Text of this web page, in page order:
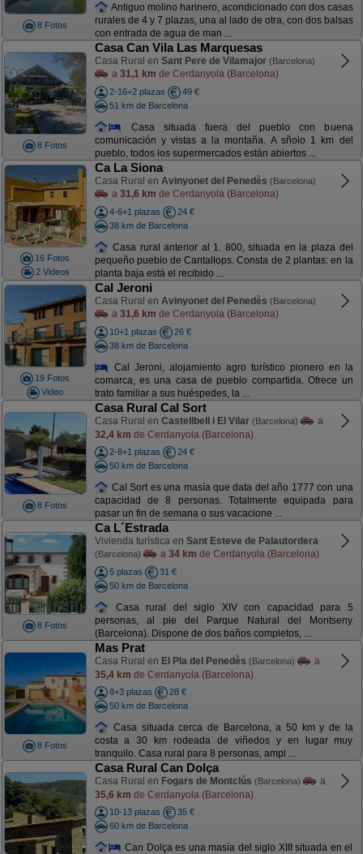
8 Fotos
Antiguo molino harinero, acondicionado con dos casas
rurales de 4 y 7 plazas, una al lado de otra, con dos balsas
con entrada de agua de man ...
8 Fotos
Casa Can Vila Las Marquesas
Casa Rural en Sant Pere de Vilamajor (Barcelona)
a 31,1 km de Cerdanyola (Barcelona)
2-16+2 plazas
49 €
51 km de Barcelona
Casa situada fuera del pueblo con buena
comunicación y vistas a la montaña. A sñolo 1 km del
pueblo, todos los supermercados están abiertos ...
16 Fotos
2 Videos
Ca La Siona
Casa Rural en Avinyonet del Penedès (Barcelona)
a 31,6 km de Cerdanyola (Barcelona)
4-6+1 plazas
24 €
38 km de Barcelona
Casa rural anterior al 1. 800, situada en la plaza del
pequeño pueblo de Cantallops. Consta de 2 plantas: en la
planta baja está el recibido ...
19 Fotos
Video
Cal Jeroni
Casa Rural en Avinyonet del Penedès (Barcelona)
a 31,6 km de Cerdanyola (Barcelona)
10+1 plazas
26 €
38 km de Barcelona
Cal Jeroni, alojamiento agro turístico pionero en la
comarca, es una casa de pueblo compartida. Ofrece un
trato familiar a sus huéspedes, la ...
8 Fotos
Casa Rural Cal Sort
Casa Rural en Castellbell i El Vilar (Barcelona)
a
32,4 km de Cerdanyola (Barcelona)
2-8+1 plazas
24 €
50 km de Barcelona
Cal Sort es una masía que data del año 1777 con una
capacidad de 8 personas. Totalmente equipada para
pasar un fin de semana o sus vacacione ...
8 Fotos
Ca L´Estrada
Vivienda turística en Sant Esteve de Palautordera
(Barcelona) a 34 km de Cerdanyola (Barcelona)
5 plazas
31 €
50 km de Barcelona
Casa rural del siglo XIV con capacidad para 5
personas, al pie del Parque Natural del Montseny
(Barcelona). Dispone de dos baños completos, ...
8 Fotos
Mas Prat
Casa Rural en El Pla del Penedès (Barcelona)
a
35,4 km de Cerdanyola (Barcelona)
8+3 plazas
28 €
50 km de Barcelona
Casa situada cerca de Barcelona, a 50 km y de la
costa a 30 km rodeada de viñedos y en lugar muy
tranquilo. Casa rural para 8 personas, ampl ...
Casa Rural Can Dolça
Casa Rural en Fogars de Montclús (Barcelona)
a
35,6 km de Cerdanyola (Barcelona)
10-13 plazas
35 €
60 km de Barcelona
Can Dolça es una masía del siglo XIII situada en el